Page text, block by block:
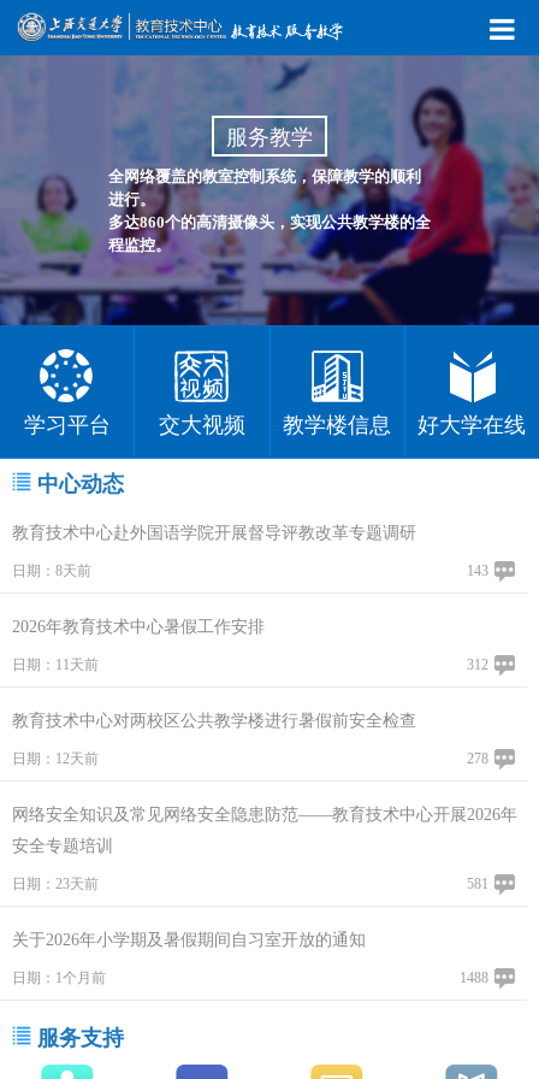
服务教学
全网络覆盖的教室控制系统，保障教学的顺利
进行。
多达860个的高清摄像头，实现公共教学楼的全
程监控。
学习平台 交大视频 教学楼信息 好大学在线
中心动态
教育技术中心赴外国语学院开展督导评教改革专题调研
日期：8天前 143
2026年教育技术中心暑假工作安排
日期：11天前 312
教育技术中心对两校区公共教学楼进行暑假前安全检查
日期：12天前 278
网络安全知识及常见网络安全隐患防范——教育技术中心开展2026年
安全专题培训
日期：23天前 581
关于2026年小学期及暑假期间自习室开放的通知
日期：1个月前 1488
服务支持